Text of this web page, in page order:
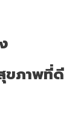
ขภาพที่ดี